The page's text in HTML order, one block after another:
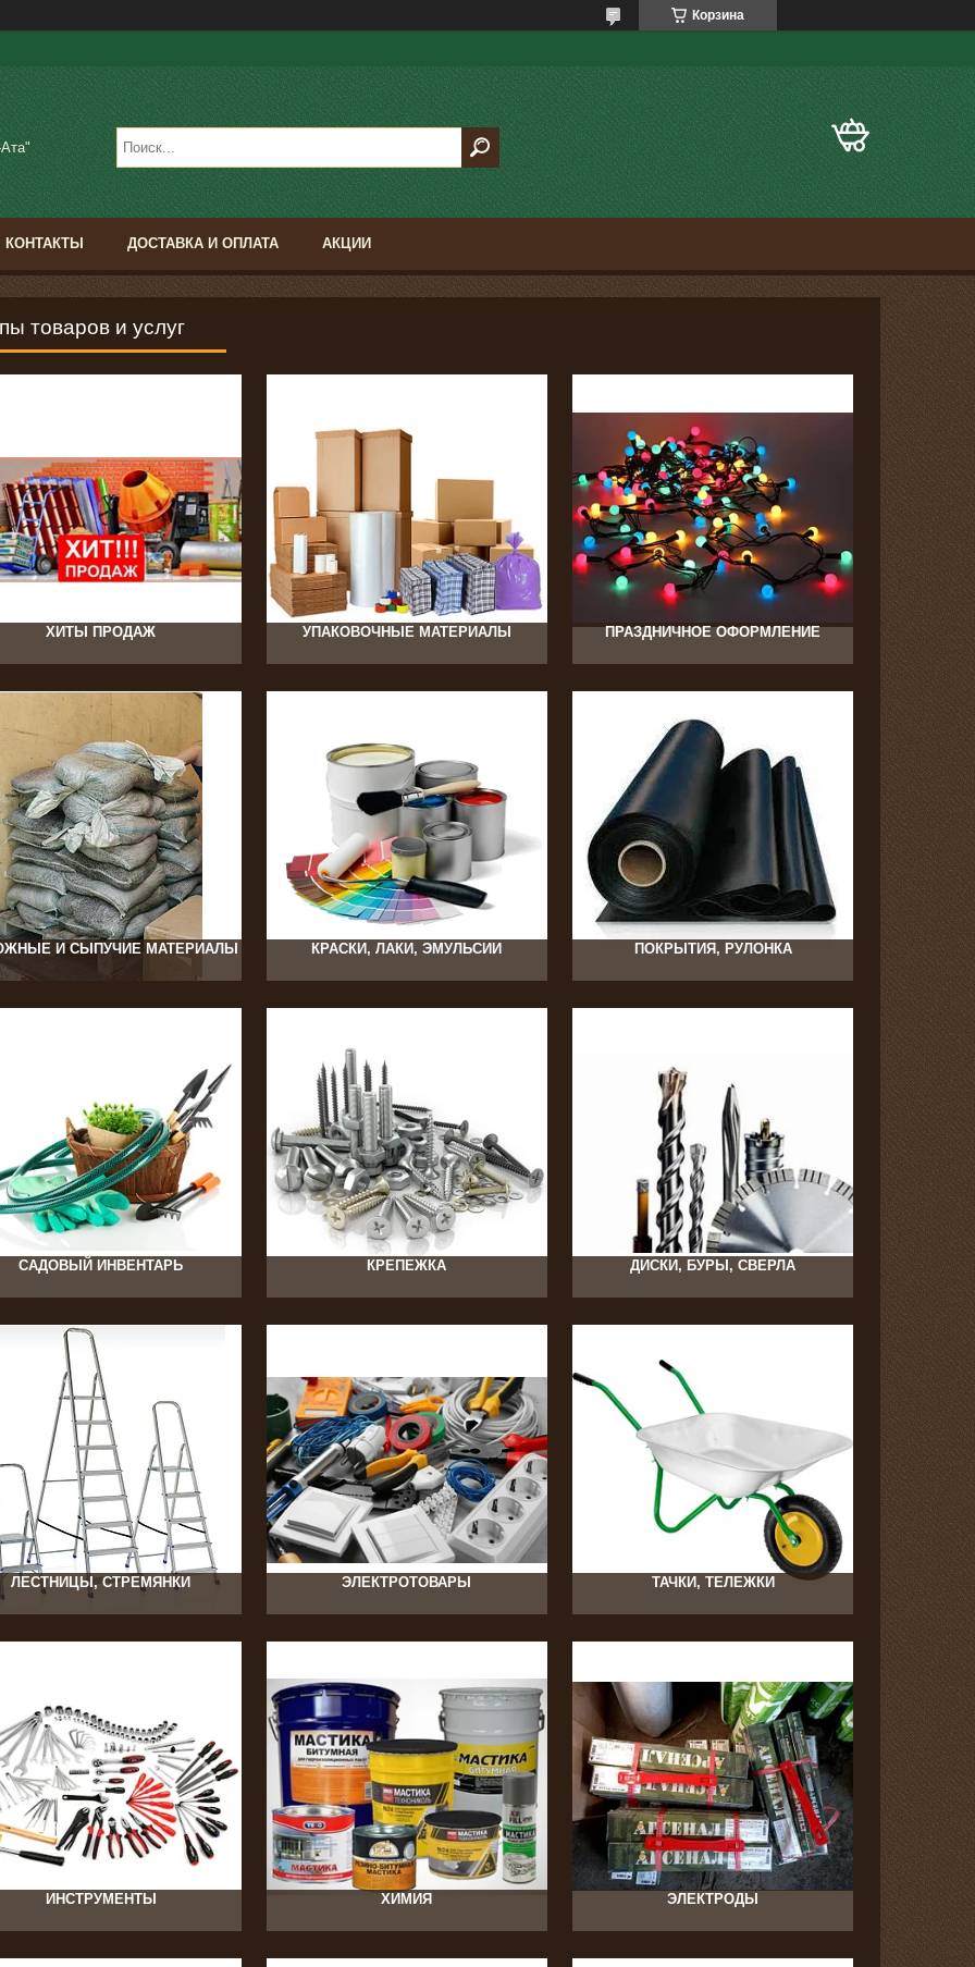
Корзина
КОНТАКТЫ ДОСТАВКА И ОПЛАТА АКЦИИ
товаров и услуг
ХИТЫ ПРОДАЖ УПАКОВОЧНЫЕ МАТЕРИАЛЫ ПРАЗДНИЧНОЕ ОФОРМЛЕНИЕ
И СЫПУЧИЕ МАТЕРИАЛЫ
8
КРАСКИ, ЛАКИ, ЭМУЛЬСИИ ПОКРЫТИЯ, РУЛОНКА
166
САДОВЫЙ ИНВЕНТАРЬ
364
КРЕПЕЖКА
596
ДИСКИ, БУРЫ, СВЕРЛА
ЛЕСТНИЦЫ, СТРЕМЯНКИ
54
ЭЛЕКТРОТОВАРЫ
340
ТАЧКИ, ТЕЛЕЖКИ
ИНСТРУМЕНТЫ ХИМИЯ
90
ЭЛЕКТРОДЫ
17
65 77 67